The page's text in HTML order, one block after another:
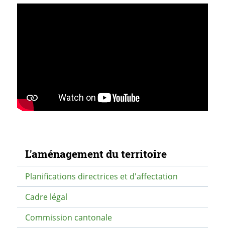
Navigation secondaire
L'aménagement du territoire
Planifications directrices et d'affectation
Cadre légal
Commission cantonale